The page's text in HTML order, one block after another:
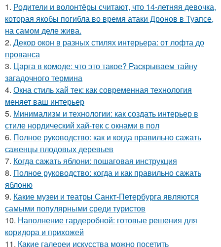
1. Родители и волонтёры считают, что 14-летняя девочка,
которая якобы погибла во время атаки Дронов в Туапсе,
на самом деле жива.
2. Декор окон в разных стилях интерьера: от лофта до
прованса
3. Царга в комоде: что это такое? Раскрываем тайну
загадочного термина
4. Окна стиль хай тек: как современная технология
меняет ваш интерьер
5. Минимализм и технологии: как создать интерьер в
стиле нордический хай-тек с окнами в пол
6. Полное руководство: как и когда правильно сажать
саженцы плодовых деревьев
7. Когда сажать яблони: пошаговая инструкция
8. Полное руководство: когда и как правильно сажать
яблоню
9. Какие музеи и театры Санкт-Петербурга являются
самыми популярными среди туристов
10. Наполнение гардеробной: готовые решения для
коридора и прихожей
11. Какие галереи искусства можно посетить